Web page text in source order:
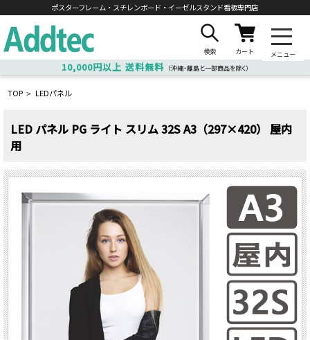
ポスターフレーム・スチレンボード・ イーゼルスタンド看板専門店
検索 カート メニュー
10,000円以上 送料無料 （沖縄・離島と一部商品を除く）
TOP > LEDパネル
LED パネル PG ライト スリム 32S A3（297×420） 屋内
用